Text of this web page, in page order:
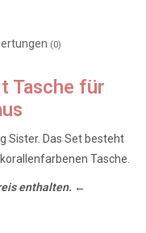
(0)
Tasche für
Sister. Das Set besteht
Tasche.
enthalten. ←